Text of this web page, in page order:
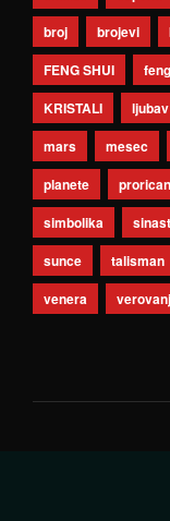
broj
brojevi
FENG SHUI
KRISTALI
ljubav
mars
mesec
planete
simbolika
sunce
talisman
venera